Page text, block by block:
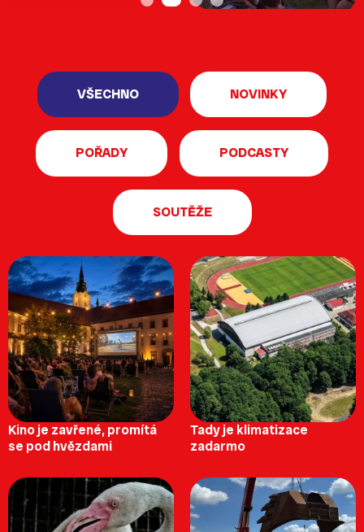
Desítka
Zóna lásky
PopRock
VŠECHNO NOVINKY
POŘADY PODCASTY
SOUTĚŽE
Kino je zavřené, promítá
se pod hvězdami
Tady je klimatizace
zadarmo